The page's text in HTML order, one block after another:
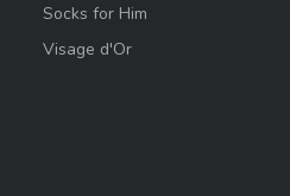
Socks for Him
Visage d'Or